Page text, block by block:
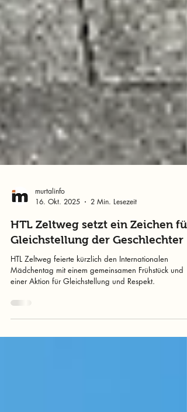
murtalinfo
16. Okt. 2025
2 Min. Lesezeit
HTL Zeltweg setzt ein Zeichen für
Gleichstellung der Geschlechter
Mädchentag mit einem gemeinsamen Frühstück und
einer Aktion für Gleichstellung und Respekt.